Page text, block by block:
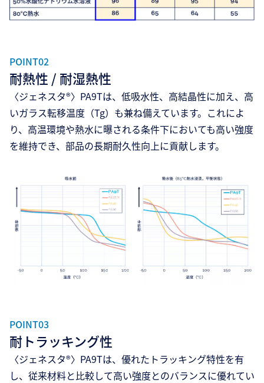
POINT02
耐熱性 / 耐湿熱性
〈ジェネスタ®〉PA9Tは、低吸水性、高結晶性に加え、高
いガラス転移温度（Tg）も兼ね備えています。これによ
り、高温環境や熱水に曝される条件下においても高い強度
を維持でき、部品の長期耐久性向上に貢献します。
POINT03
耐トラッキング性
〈ジェネスタ®〉PA9Tは、優れたトラッキング特性を有
し、従来材料と比較して高い強度とのバランスに優れてい